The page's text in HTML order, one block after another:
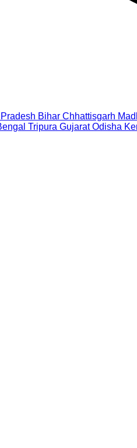
Bihar Chhattisgarh
Tripura Gujarat Odisha